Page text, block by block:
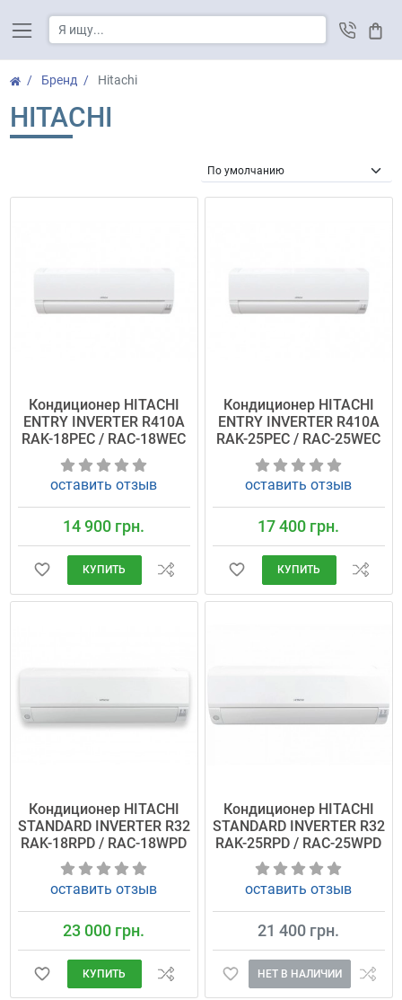
Бренд Hitachi
HITACHI
Кондиционер HITACHI
ENTRY INVERTER R410A
RAK-18PEC / RAC-18WEC
оставить отзыв
14 900 грн.
КУПИТЬ
Кондиционер HITACHI
ENTRY INVERTER R410A
RAK-25PEC / RAC-25WEC
оставить отзыв
17 400 грн.
КУПИТЬ
Кондиционер HITACHI
STANDARD INVERTER R32
RAK-18RPD / RAC-18WPD
оставить отзыв
23 000 грн.
КУПИТЬ
Кондиционер HITACHI
STANDARD INVERTER R32
RAK-25RPD / RAC-25WPD
оставить отзыв
21 400 грн.
НЕТ В НАЛИЧИИ